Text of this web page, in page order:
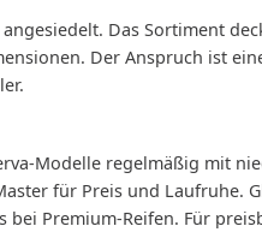
angesiedelt. Das Sortiment
Der Anspruch ist
Modelle regelmäßig mit
für Preis und
bei Premium-Reifen. Für